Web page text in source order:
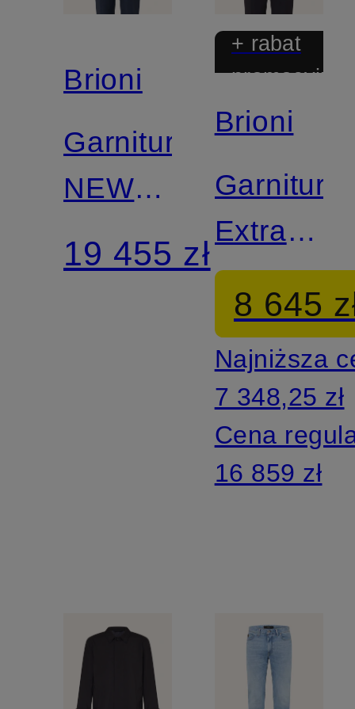
Brioni
Garnitur
NEWPLUM
Extra
Slim Fit
19 455 zł
+ rabat
promocyjny
Brioni
Garnitur
Extra
Slim Fit
8 645
Najniższa
7 348,25 zł
Cena
16 859 zł